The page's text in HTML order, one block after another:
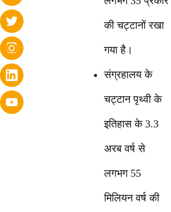
की चट्टानों रखा
गया है।
संग्रहालय के
चट्टान पृथ्वी के
इतिहास के 3.3
अरब वर्ष से
लगभग 55
मिलियन वर्ष की